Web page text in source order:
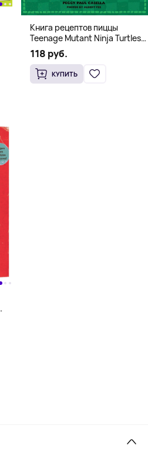
Книга рецептов пиццы
Teenage Mutant Ninja Turtles
Pizza Cookbook (На
английском)
118 руб.
КУПИТЬ